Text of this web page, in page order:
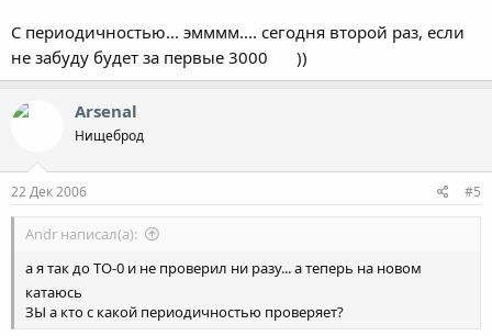
С периодичностью... эмммм.... сегодня второй раз, если
не забуду будет за первые 3000
))
Arsenal
Нищеброд
22 Дек 2006 #5
Andr написал(а):
а я так до ТО-0 и не проверил ни разу... а теперь на новом
катаюсь
ЗЫ а кто с какой периодичностью проверяет?